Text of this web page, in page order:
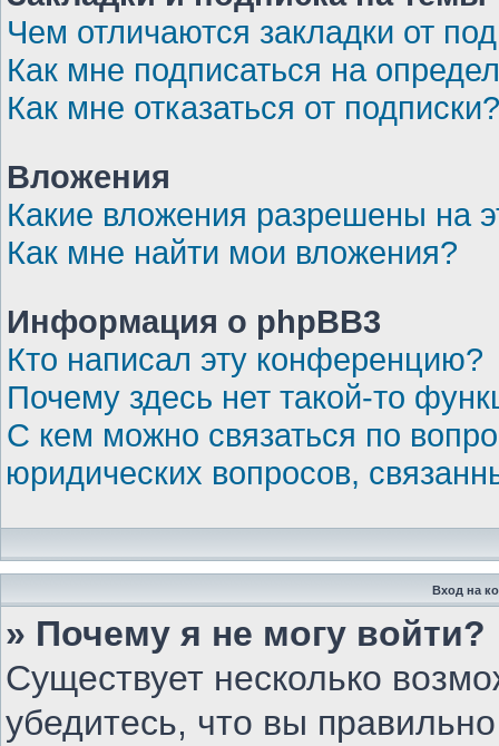
Чем отличаются закладки от
Как мне подписаться на
Как мне отказаться от подписки?
Вложения
Какие вложения разрешены на
Как мне найти мои вложения?
Информация о phpBB3
Кто написал эту конференцию?
Почему здесь нет такой-то
С кем можно связаться по
юридических вопросов,
Вход на
» Почему я не могу войти?
Существует несколько
убедитесь, что вы